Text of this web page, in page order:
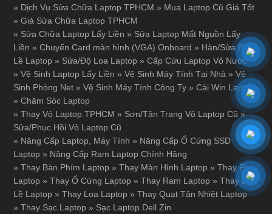
» Dịch Vụ Sửa Chữa Laptop TPHCM » Mua Laptop Cũ Giá Tốt
»Giá Sửa Chữa Laptop TPHCM
» Sửa Chữa Laptop Lấy Liền » Sửa Laptop Mất Nguồn Lấy
Liền »Chuyển Card màn hình (VGA) Onboard » Hàn/Sửa Bản
Lề Laptop » Sửa/Độ Loa Laptop »Cấp Cứu Laptop Vô Nước
»Vệ Sinh Laptop Lấy Liền »Vệ Sinh Máy Tính Tại Nhà »Vệ
Sinh Phòng Net »Vệ Sinh Máy Tính Công Ty »Cài Win Laptop
»Chăm Sóc Laptop
»Thay Vỏ Laptop TPHCM » Sơn/Tân Trang Vỏ Laptop Cũ »
Sửa/Phục Hồi Vỏ Laptop Cũ
» Nâng Cấp Laptop, Máy Tính » Nâng Cấp Ổ Cứng SSD
Laptop » Nâng Cấp Ram Laptop Chính Hãng
»Thay Bàn Phím Laptop »Thay Màn Hình Laptop »Thay Pin
Laptop »Thay Ổ Cứng Laptop »Thay Ram Laptop »Thay Bản
Lề Laptop »Thay Loa Laptop »Thay Quạt Tản Nhiệt Laptop
»Thay Sạc Laptop » Sạc Laptop Dell Zin